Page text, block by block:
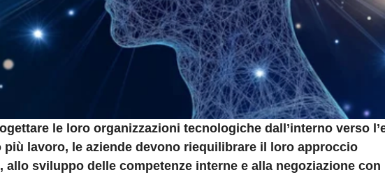
le loro organizzazioni tecnologiche dall’interno verso
più lavoro, le aziende devono riequilibrare il loro approccio
sviluppo delle competenze interne e alla negoziazione con